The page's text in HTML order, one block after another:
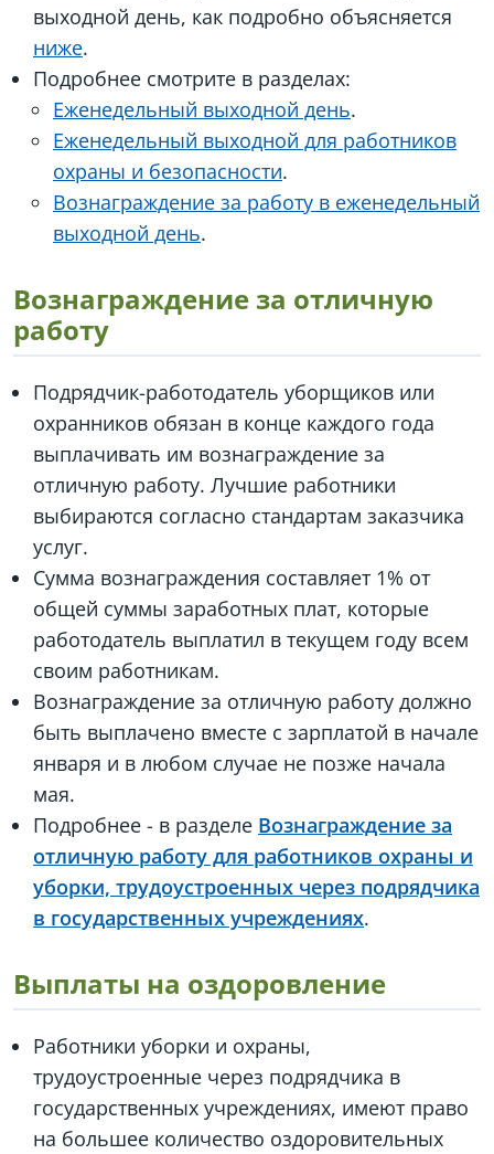
выходной день, как подробно объясняется
ниже.
Подробнее смотрите в разделах:
Еженедельный выходной день.
Еженедельный выходной для работников
охраны и безопасности.
Вознаграждение за работу в еженедельный
выходной день.
Вознаграждение за отличную
работу
Подрядчик-работодатель уборщиков или
охранников обязан в конце каждого года
выплачивать им вознаграждение за
отличную работу. Лучшие работники
выбираются согласно стандартам заказчика
услуг.
Сумма вознаграждения составляет 1% от
общей суммы заработных плат, которые
работодатель выплатил в текущем году всем
своим работникам.
Вознаграждение за отличную работу должно
быть выплачено вместе с зарплатой в начале
января и в любом случае не позже начала
мая.
Подробнее - в разделе Вознаграждение за
отличную работу для работников охраны и
уборки, трудоустроенных через подрядчика
в государственных учреждениях.
Выплаты на оздоровление
Работники уборки и охраны,
трудоустроенные через подрядчика в
государственных учреждениях, имеют право
на большее количество оздоровительных